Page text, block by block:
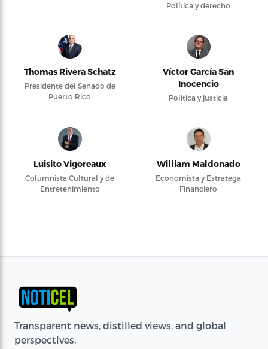
Política y derecho
Thomas Rivera Schatz
Presidente del Senado de
Puerto Rico
Víctor García San
Inocencio
Política y justicia
Luisito Vigoreaux
Columnista Cultural y de
Entretenimiento
William Maldonado
Economista y Estratega
Financiero
Transparent news, distilled views, and global
perspectives.